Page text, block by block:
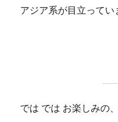
アジア系が目立ってい
では では お楽しみの